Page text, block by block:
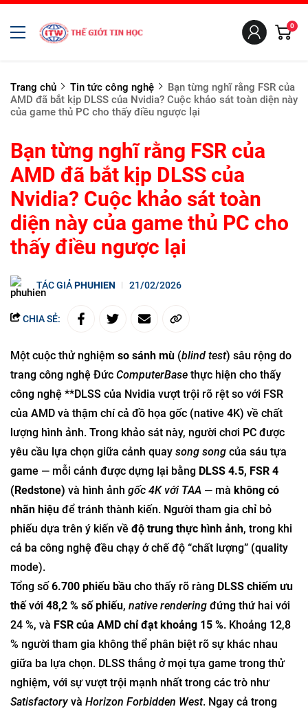
0
Trang chủ Tin tức công nghệ
Bạn từng nghĩ rằng FSR của
AMD đã bắt kịp DLSS của Nvidia? Cuộc khảo sát toàn diện này
của game thủ PC cho thấy điều ngược lại
Bạn từng nghĩ rằng FSR của
AMD đã bắt kịp DLSS của
Nvidia? Cuộc khảo sát toàn
diện này của game thủ PC cho
thấy điều ngược lại
TÁC GIẢPHUHIEN 21/02/2026
CHIA SẺ:
Một cuộc thử nghiệm so sánh mù (blind test) sâu rộng do
trang công nghệ Đức ComputerBase thực hiện cho thấy
công nghệ **DLSS của Nvidia vượt trội rõ rệt so với FSR
của AMD và thậm chí cả đồ họa gốc (native 4K) về chất
lượng hình ảnh. Trong khảo sát này, người chơi PC được
yêu cầu lựa chọn giữa cảnh quay song song của sáu tựa
game — mỗi cảnh được dựng lại bằng DLSS 4.5, FSR 4
(Redstone) và hình ảnh gốc 4K với TAA — mà không có
nhãn hiệu để tránh thành kiến. Người tham gia chỉ bỏ
phiếu dựa trên ý kiến về độ trung thực hình ảnh, trong khi
cả ba công nghệ đều chạy ở chế độ “chất lượng” (quality
mode).
Tổng số6.700 phiếu bầu cho thấy rõ ràng DLSS chiếm ưu
thếvới 48,2 % số phiếu, native rendering đứng thứ hai với
24 %, và FSR của AMD chỉ đạt khoảng 15 %. Khoảng 12,8
% người tham gia không thể phân biệt rõ sự khác nhau
giữa ba lựa chọn. DLSS thắng ở mọi tựa game trong thử
nghiệm, với sự vượt trội mạnh nhất trong các trò như
Satisfactory và Horizon Forbidden West. Ngay cả trong